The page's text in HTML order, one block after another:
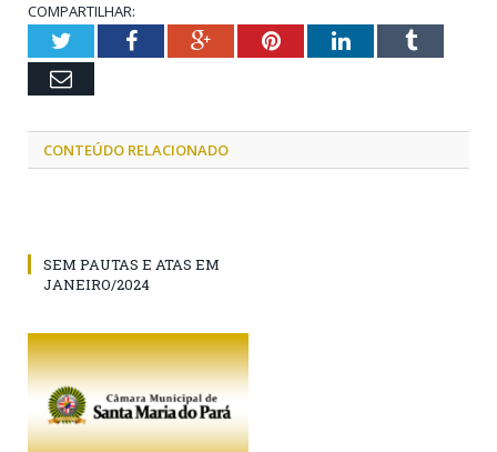
COMPARTILHAR:
TwitterFacebookGoogle+PinterestLinkedInTumblr
Email
CONTEÚDO RELACIONADO
SEM PAUTAS E ATAS EM
JANEIRO/2024